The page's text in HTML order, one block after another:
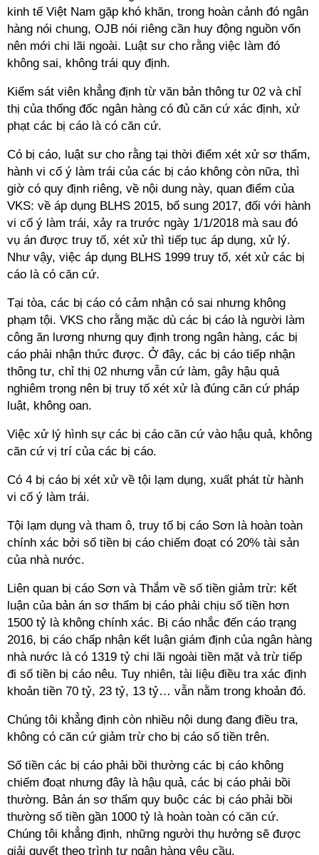
kinh tế Việt Nam gặp khó khăn, trong hoàn cảnh đó ngân
hàng nói chung, OJB nói riêng cần huy động nguồn vốn
nên mới chi lãi ngoài. Luật sư cho rằng việc làm đó
không sai, không trái quy định.
Kiểm sát viên khẳng định từ văn bản thông tư 02 và chỉ
thị của thống đốc ngân hàng có đủ căn cứ xác định, xử
phạt các bị cáo là có căn cứ.
Có bị cáo, luật sư cho rằng tại thời điểm xét xử sơ thẩm,
hành vi cố ý làm trái của các bị cáo không còn nữa, thì
giờ có quy định riêng, về nội dung này, quan điểm của
VKS: về áp dụng BLHS 2015, bổ sung 2017, đối với hành
vi cố ý làm trái, xảy ra trước ngày 1/1/2018 mà sau đó
vụ án được truy tố, xét xử thì tiếp tục áp dụng, xử lý.
Như vậy, việc áp dụng BLHS 1999 truy tố, xét xử các bị
cáo là có căn cứ.
Tại tòa, các bị cáo có cảm nhận có sai nhưng không
phạm tội. VKS cho rằng mặc dù các bị cáo là người làm
công ăn lương nhưng quy định trong ngân hàng, các bị
cáo phải nhận thức được. Ở đây, các bị cáo tiếp nhận
thông tư, chỉ thị 02 nhưng vẫn cứ làm, gây hậu quả
nghiêm trọng nên bị truy tố xét xử là đúng căn cứ pháp
luật, không oan.
Việc xử lý hình sự các bị cáo căn cứ vào hậu quả, không
căn cứ vị trí của các bị cáo.
Có 4 bị cáo bị xét xử về tội lạm dụng, xuất phát từ hành
vi cố ý làm trái.
Tội lạm dụng và tham ô, truy tố bị cáo Sơn là hoàn toàn
chính xác bởi số tiền bị cáo chiếm đoạt có 20% tài sản
của nhà nước.
Liên quan bị cáo Sơn và Thắm về số tiền giảm trừ: kết
luận của bản án sơ thẩm bị cáo phải chịu số tiền hơn
1500 tỷ là không chính xác. Bị cáo nhắc đến cáo trạng
2016, bị cáo chấp nhận kết luận giám định của ngân hàng
nhà nước là có 1319 tỷ chi lãi ngoài tiền mặt và trừ tiếp
đi số tiền bị cáo nêu. Tuy nhiên, tài liệu điều tra xác định
khoản tiền 70 tỷ, 23 tỷ, 13 tỷ… vẫn nằm trong khoản đó.
Chúng tôi khẳng định còn nhiều nội dung đang điều tra,
không có căn cứ giảm trừ cho bị cáo số tiền trên.
Số tiền các bị cáo phải bồi thường các bị cáo không
chiếm đoạt nhưng đây là hậu quả, các bị cáo phải bồi
thường. Bản án sơ thẩm quy buộc các bị cáo phải bồi
thường số tiền gần 1000 tỷ là hoàn toàn có căn cứ.
Chúng tôi khẳng định, những người thụ hưởng sẽ được
giải quyết theo trình tự ngân hàng yêu cầu.